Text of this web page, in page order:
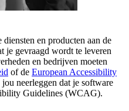
en producten aan de
je gevraagd wordt te leveren
en bedrijven moeten
of de European Accessibility
neerleggen dat je software
Guidelines (WCAG).